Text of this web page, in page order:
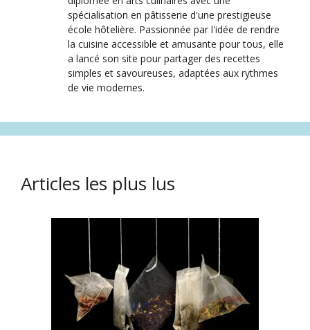
spécialisation en pâtisserie d'une prestigieuse
école hôtelière. Passionnée par l'idée de rendre
la cuisine accessible et amusante pour tous, elle
a lancé son site pour partager des recettes
simples et savoureuses, adaptées aux rythmes
de vie modernes.
Articles les plus lus